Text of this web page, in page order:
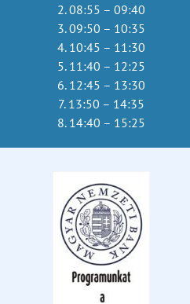
2. 08:55 – 09:40
3. 09:50 – 10:35
4. 10:45 – 11:30
5. 11:40 – 12:25
6. 12:45 – 13:30
7. 13:50 – 14:35
8. 14:40 – 15:25